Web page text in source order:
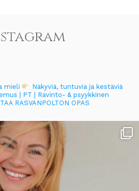
mieli
Näkyviä, tuntuvia ja kestäviä
| PT | Ravinto- & psyykkinen
RASVANPOLTON OPAS